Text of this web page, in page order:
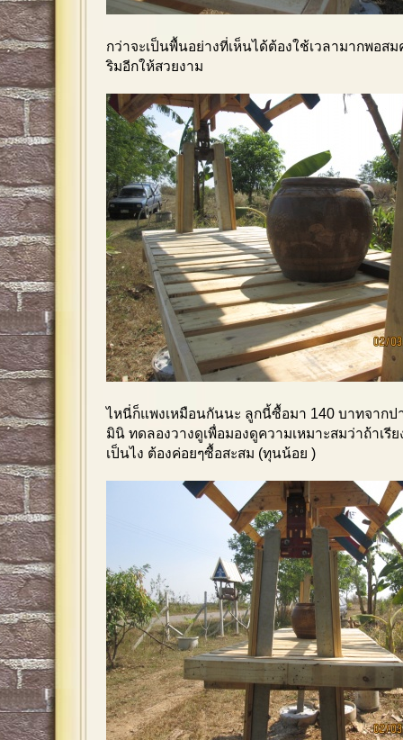
กว่าจะเป็นพื้นอย่างที่เห็นได้ต้องใช้เวลามากพอส
ริมอีกให้สวยงาม
ไหนี่ก็แพงเหมือนกันนะ ลูกนี้ซื้อมา 140 บาทจากป
มินิ ทดลองวางดูเพื่อมองดูความเหมาะสมว่าถ้าเรี
เป็นไง ต้องค่อยๆซื้อสะสม (ทุนน้อย )